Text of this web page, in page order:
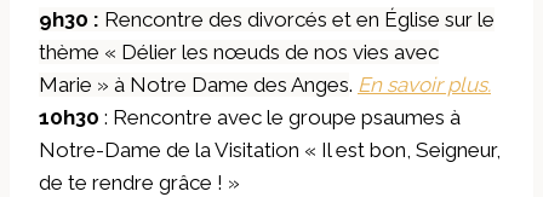
9h30 : Rencontre des divorcés et en Église sur le
thème « Délier les nœuds de nos vies avec
Marie » à Notre Dame des Anges. En savoir plus.
10h30 : Rencontre avec le groupe psaumes à
Notre-Dame de la Visitation « Il est bon, Seigneur,
de te rendre grâce ! »